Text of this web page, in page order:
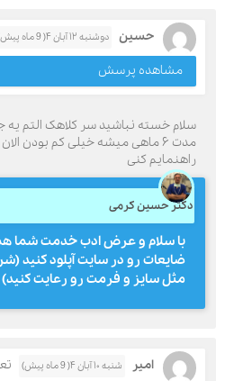
حسین دوشنبه ۱۲ آبان ۴( 9 ماه پیش)
مشاهده پرسش
سلام خسته نباشید سر کلاهک التم
مدت ۶ ماهی میشه خیلی کم بودن
راهنمایم کنی
دکتر حسین کرمی
با سلام و عرض ادب خدمت شما
ضایعات رو در سایت آپلود کنید
مثل سایز و فرمت رو رعایت کنید)
امیر شنبه ۱۰ آبان ۴( 9 ماه پیش)